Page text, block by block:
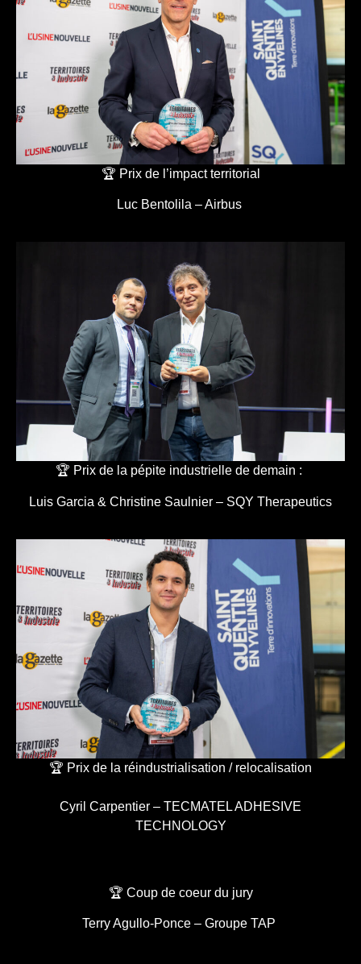
🏆 Prix de l’impact territorial
Luc Bentolila – Airbus
🏆 Prix de la pépite industrielle de demain :
Luis Garcia & Christine Saulnier – SQY Therapeutics
🏆 Prix de la réindustrialisation / relocalisation
Cyril Carpentier – TECMATEL ADHESIVE
TECHNOLOGY
🏆 Coup de coeur du jury
Terry Agullo-Ponce – Groupe TAP